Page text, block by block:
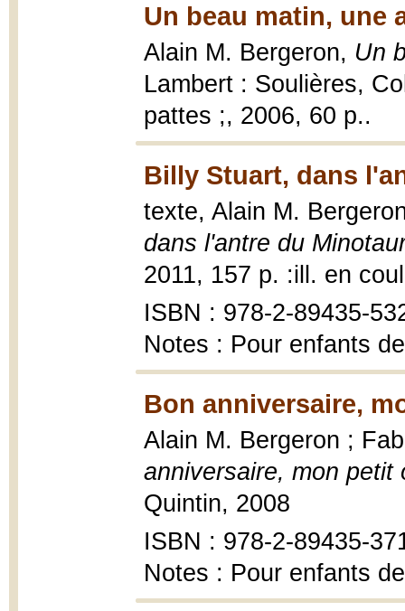
Un beau matin, une
Alain M. Bergeron, Un
Lambert : Soulières,
pattes ;, 2006, 60 p..
Billy Stuart, dans
texte, Alain M.
dans l'antre du
2011, 157 p. :ill. en
ISBN : 978-2-89435-
Notes : Pour enfants
Bon anniversaire,
Alain M. Bergeron ;
anniversaire, mon petit
Quintin, 2008
ISBN : 978-2-89435-
Notes : Pour enfants